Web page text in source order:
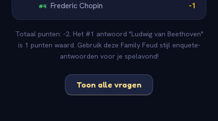
#4 Frederic Chopin -1
Totaal punten: -2. Het #1 antwoord "Ludwig van Beethoven"
is 1 punten waard. Gebruik deze Family Feud stijl enquete-
antwoorden voor je spelavond!
Toon alle vragen